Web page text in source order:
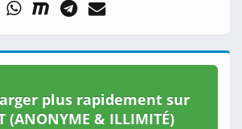
plus rapidement sur
(ANONYME & ILLIMITÉ)